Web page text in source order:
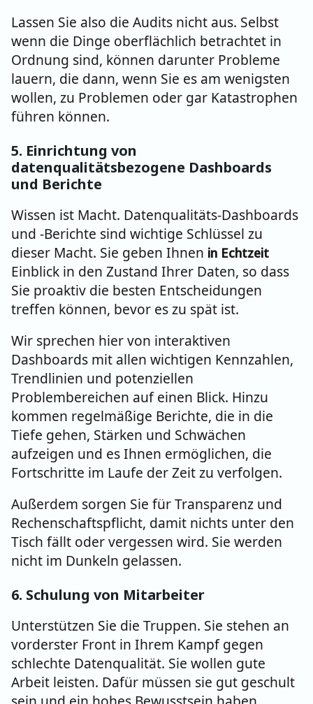
Lassen Sie also die Audits nicht aus. Selbst
wenn die Dinge oberflächlich betrachtet in
Ordnung sind, können darunter Probleme
lauern, die dann, wenn Sie es am wenigsten
wollen, zu Problemen oder gar Katastrophen
führen können.
5. Einrichtung von
datenqualitätsbezogene Dashboards
und Berichte
Wissen ist Macht. Datenqualitäts-Dashboards
und -Berichte sind wichtige Schlüssel zu
dieser Macht. Sie geben Ihnen in Echtzeit
Einblick in den Zustand Ihrer Daten, so dass
Sie proaktiv die besten Entscheidungen
treffen können, bevor es zu spät ist.
Wir sprechen hier von interaktiven
Dashboards mit allen wichtigen Kennzahlen,
Trendlinien und potenziellen
Problembereichen auf einen Blick. Hinzu
kommen regelmäßige Berichte, die in die
Tiefe gehen, Stärken und Schwächen
aufzeigen und es Ihnen ermöglichen, die
Fortschritte im Laufe der Zeit zu verfolgen.
Außerdem sorgen Sie für Transparenz und
Rechenschaftspflicht, damit nichts unter den
Tisch fällt oder vergessen wird. Sie werden
nicht im Dunkeln gelassen.
6. Schulung von Mitarbeiter
Unterstützen Sie die Truppen. Sie stehen an
vorderster Front in Ihrem Kampf gegen
schlechte Datenqualität. Sie wollen gute
Arbeit leisten. Dafür müssen sie gut geschult